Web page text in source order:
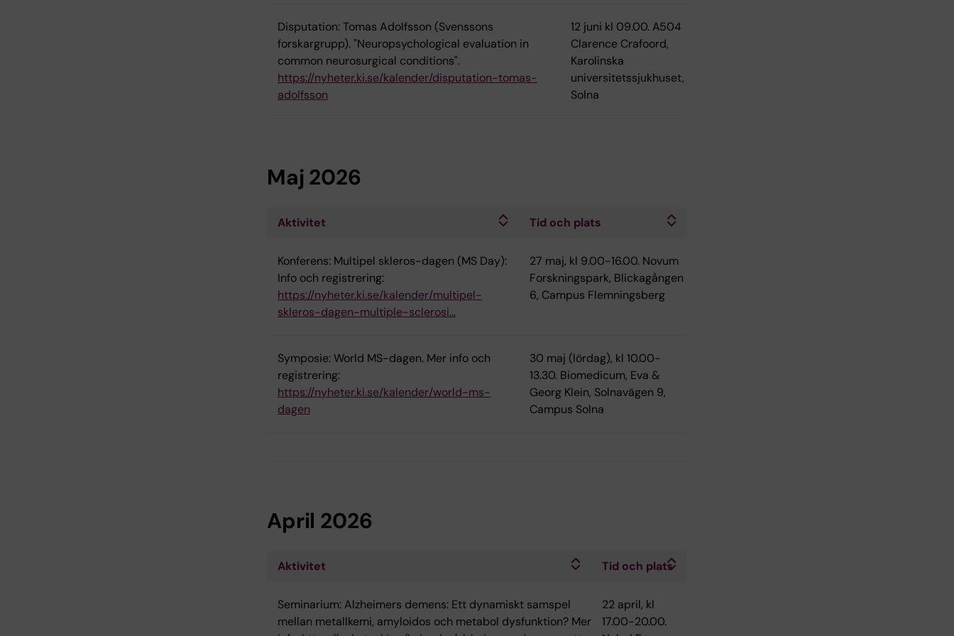
Disputation: Tomas Adolfsson (Svenssons
forskargrupp). "Neuropsychological evaluation in
common neurosurgical conditions".
https://nyheter.ki.se/kalender/disputation-tomas-
adolfsson
12 juni kl 09.00. A504
Clarence Crafoord,
Karolinska
universitetssjukhuset,
Solna
Maj 2026
Aktivitet Tid och plats
Konferens: Multipel skleros-dagen (MS Day):
Info och registrering:
https://nyheter.ki.se/kalender/multipel-
skleros-dagen-multiple-sclerosi…
27 maj, kl 9.00-16.00. Novum
Forskningspark, Blickagången
6, Campus Flemningsberg
Symposie: World MS-dagen. Mer info och
registrering:
https://nyheter.ki.se/kalender/world-ms-
dagen
30 maj (lördag), kl 10.00-
13.30. Biomedicum, Eva &
Georg Klein, Solnavägen 9,
Campus Solna
April 2026
Aktivitet Tid och plats
Seminarium: Alzheimers demens: Ett dynamiskt samspel
mellan metallkemi, amyloidos och metabol dysfunktion? Mer
22 april, kl
17.00-20.00.